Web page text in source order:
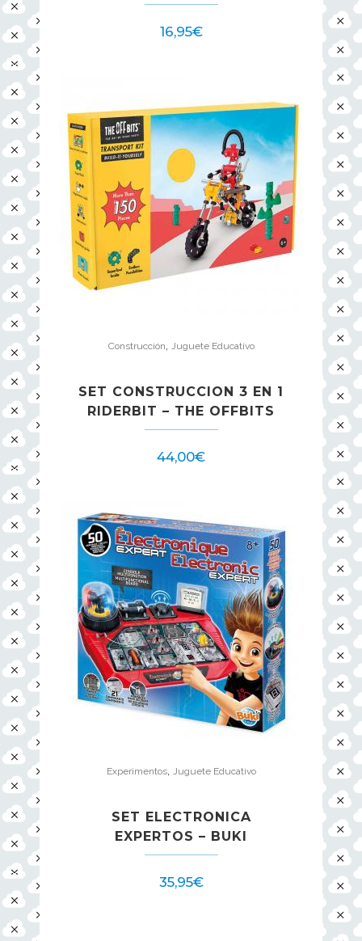
16,95€
Construcción Juguete Educativo
SET CONSTRUCCION 3 EN 1
RIDERBIT – THE OFFBITS
44,00€
Experimentos, Juguete Educativo
SET ELECTRONICA
EXPERTOS – BUKI
35,95€